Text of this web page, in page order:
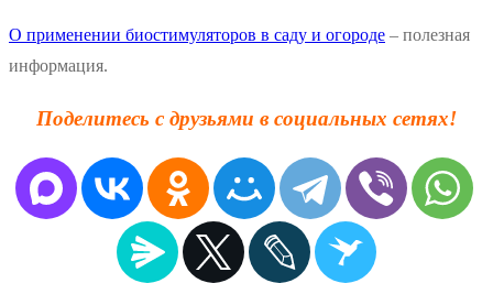
О применении биостимуляторов в саду и огороде – полезная
информация.
Поделитесь с друзьями в социальных сетях!